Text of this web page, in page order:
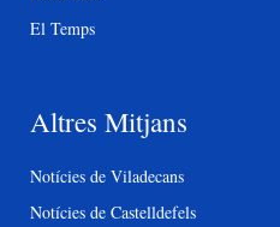
El Temps
Altres Mitjans
Notícies de Viladecans
Notícies de Castelldefels